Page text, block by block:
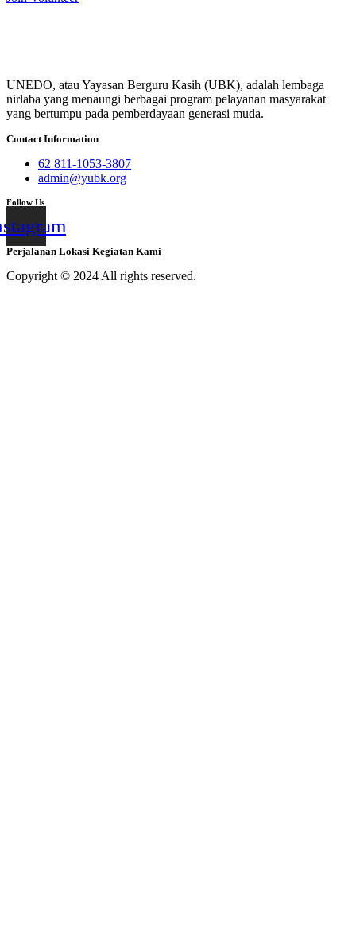
UNEDO, atau Yayasan Berguru Kasih (UBK), adalah lembaga
nirlaba yang menaungi berbagai program pelayanan masyarakat
yang bertumpu pada pemberdayaan generasi muda.
Contact Information
62 811-1053-3807
admin@yubk.org
Follow Us
Perjalanan Lokasi Kegiatan Kami
Copyright © 2024 All rights reserved.